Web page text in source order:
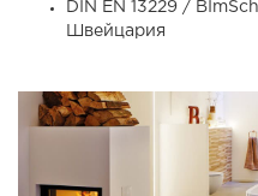
DIN EN 13229 /
Швейцария